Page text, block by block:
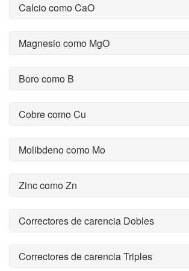
Calcio como CaO
Magnesio como MgO
Boro como B
Cobre como Cu
Molibdeno como Mo
Zinc como Zn
Correctores de carencia Dobles
Correctores de carencia Triples